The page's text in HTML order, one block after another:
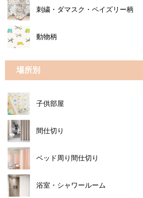
刺繍・ダマスク・ペイズリー柄
動物柄
場所別
子供部屋
間仕切り
ベッド周り間仕切り
浴室・シャワールーム